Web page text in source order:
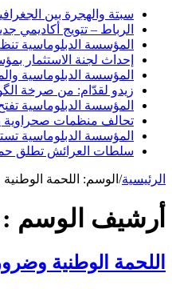
سبتة والهجرة بين
الرباط – تتويج أكاديمي
المؤسسة الدبلوماسية تنظم الدورة 156 للملتقى الدبلوماسي بحضور 40
إحداث لجنة الاستثمار
المؤسسة الدبلوماسية
زيدو لقدّام: من صرخة
المؤسسة الدبلوماسية
تحالف منظمات صحراوية
المؤسسة الدبلوماسية
سلطات العرائش تطلق
الرئيسية/ الوسم: اللحمة الوطنية
أرشيف الوسم :
اللحمة الوطنية